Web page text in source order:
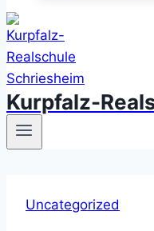
Kurpfalz-
Uncategorized